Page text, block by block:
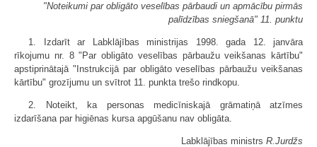
"Noteikumi par obligāto veselības pārbaudi un apmācību pirmās
palīdzības sniegšanā" 11. punktu
1. Izdarīt ar Labklājības ministrijas 1998. gada 12. janvāra
rīkojumu nr. 8 "Par obligāto veselības pārbaužu veikšanas kārtību"
apstiprinātajā "Instrukcijā par obligāto veselības pārbaužu veikšanas
kārtību" grozījumu un svītrot 11. punkta trešo rindkopu.
2. Noteikt, ka personas medicīniskajā grāmatiņā atzīmes
izdarīšana par higiēnas kursa apgūšanu nav obligāta.
Labklājības ministrs R.Jurdžs